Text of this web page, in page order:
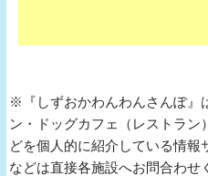
※『しずおかわんわんさんぽ』
ン・ドッグカフェ（レストラ
どを個人的に紹介している情
などは直接各施設へお問合わせ